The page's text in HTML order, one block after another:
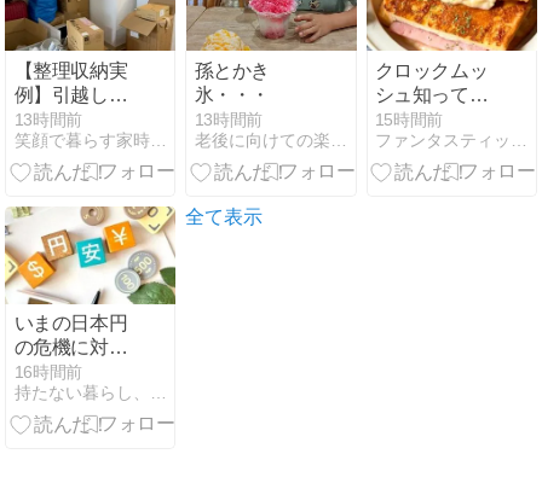
【整理収納実
例】引越しか
ら3か月。開
けられなかっ
た段ボールが
13時間前
笑顔で暮らす家時間〜整理収納・片づけ・自宅セミナー〜＠千葉
孫とかき
氷・・・
13時間前
老後に向けての楽しいシンプル生活
クロックムッ
シュ知ってま
すか？
15時間前
ファンタスティック Night
いまの日本円
の危機に対す
る保険がゴー
ルドである、
ただそれだ
16時間前
持たない暮らし、使い切る暮らし。
全て表示